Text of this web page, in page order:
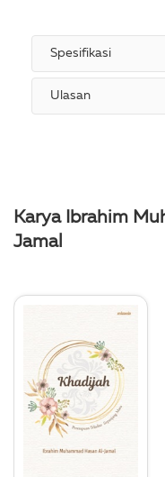
Spesifikasi
Ulasan
Karya Ibrahim
Jamal